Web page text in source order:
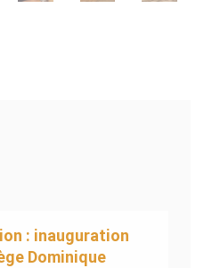
: inauguration
Dominique